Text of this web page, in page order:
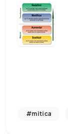
#mitica